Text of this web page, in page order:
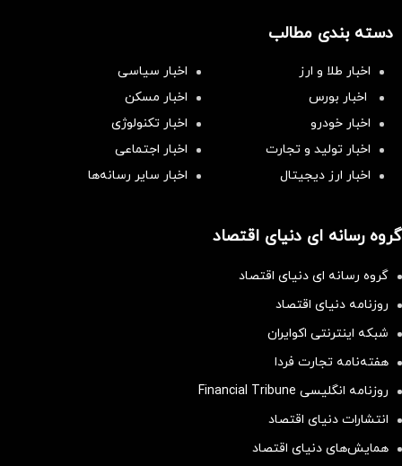
دسته بندی مطالب
اخبار طلا و ارز
اخبار سیاسی
اخبار بورس
اخبار مسکن
اخبار خودرو
اخبار تکنولوژی
اخبار تولید و تجارت
اخبار اجتماعی
اخبار ارز دیجیتال
اخبار سایر رسانه‌‌ها
گروه رسانه ای دنیای اقتصاد
گروه رسانه ای دنیای اقتصاد
روزنامه دنیای اقتصاد
شبکه اینترنتی اکوایران
هفته‌نامه تجارت فردا
روزنامه انگلیسی Financial Tribune
انتشارات دنیای اقتصاد
همایش‌های دنیای اقتصاد